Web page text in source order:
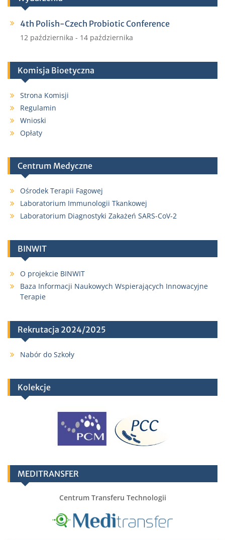
4th Polish-Czech Probiotic Conference
12 października - 14 października
Komisja Bioetyczna
Strona Komisji
Regulamin
Wnioski
Opłaty
Centrum Medyczne
Ośrodek Terapii Fagowej
Laboratorium Immunologii Tkankowej
Laboratorium Diagnostyki Zakażeń SARS-CoV-2
BINWIT
O projekcie BINWIT
Baza Informacji Naukowych Wspierających Innowacyjne
Terapie
Rekrutacja 2024/2025
Nabór do Szkoły
Kolekcje
MEDITRANSFER
Centrum Transferu Technologii